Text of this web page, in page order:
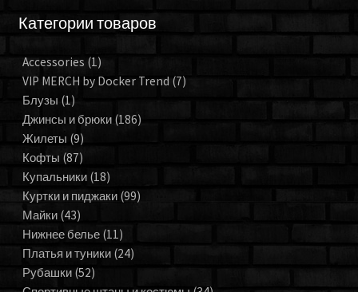
Категории товаров
Accessories (1)
VIP MERCH by Docker Trend (7)
Блузы (1)
Джинсы и брюки (186)
Жилеты (9)
Кофты (87)
Купальники (18)
Куртки и пиджаки (99)
Майки (43)
Нижнее белье (11)
Платья и туники (24)
Рубашки (52)